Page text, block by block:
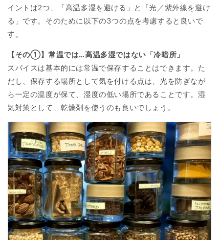
イントは2つ、「高温多湿を避ける」と「光／紫外線を避け
る」です。そのために以下の3つの点を考慮すると良いで
す。
【その①】常温では…高温多湿ではない「冷暗所」
スパイスは基本的には常温で保存することはできます。た
だし、保存する場所として気を付ける点は、光を防ぎなが
ら一定の温度が保て、湿度の低い場所であることです。湿
気対策として、乾燥剤を使うのも良いでしょう。